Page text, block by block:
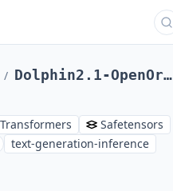
/ Dolphin2.1-OpenOrca-7B-GPTQ
Transformers
Safetensors
text-generation-inference